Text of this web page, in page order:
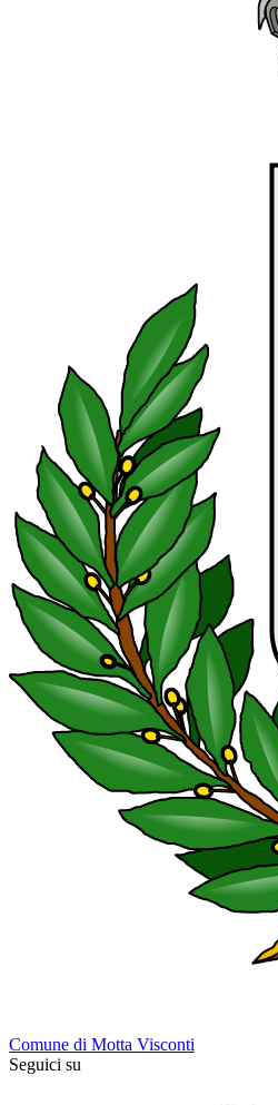
Comune di Motta Visconti
Seguici su